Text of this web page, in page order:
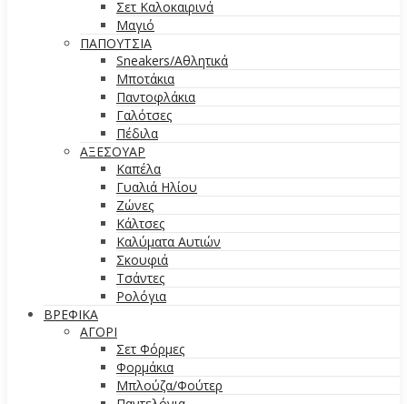
Σετ Καλοκαιρινά
Μαγιό
ΠΑΠΟΥΤΣΙΑ
Sneakers/Αθλητικά
Μποτάκια
Παντοφλάκια
Γαλότσες
Πέδιλα
ΑΞΕΣΟΥΑΡ
Καπέλα
Γυαλιά Ηλίου
Ζώνες
Κάλτσες
Καλύματα Αυτιών
Σκουφιά
Τσάντες
Ρολόγια
ΒΡΕΦΙΚΑ
ΑΓΟΡΙ
Σετ Φόρμες
Φορμάκια
Μπλούζα/Φούτερ